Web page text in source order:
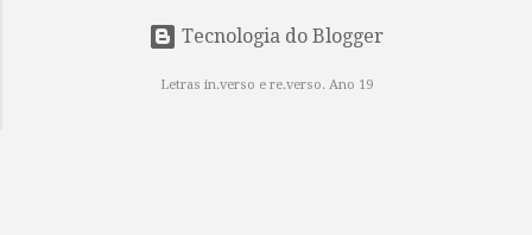
singulares da poesia brasileira do
Tecnologia do Blogger
Letras in.verso e re.verso. Ano 19